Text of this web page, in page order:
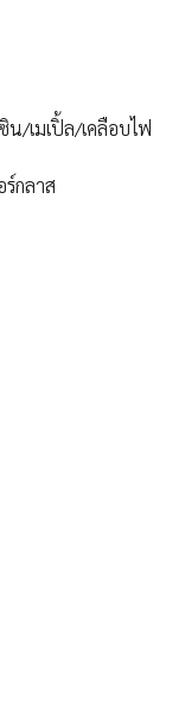
น/เมเปิ้ล/เคลือบไฟ
กลาส